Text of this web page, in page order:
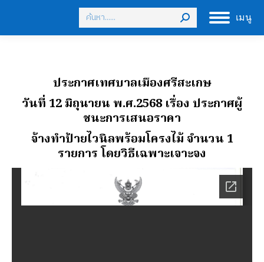
เมนู
Search:
ประกาศเทศบาลเมืองศรีสะเกษ
วันที่ 12 มิถุนายน พ.ศ.2568 เรื่อง ประกาศผู้
ชนะการเสนอราคา
จ้างทําป้ายไวนิลพร้อมโครงไม้ จํานวน 1
รายการ โดยวิธีเฉพาะเจาะจง